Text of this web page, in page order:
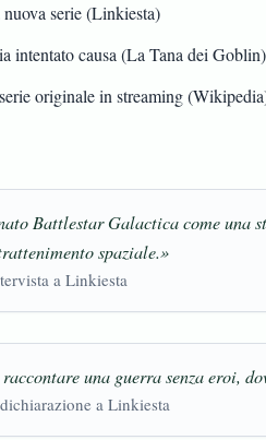
serie (Linkiesta)
intentato causa (La Tana dei Goblin)
originale in streaming
Battlestar Galactica come una
spaziale.»
a Linkiesta
una guerra senza eroi,
a Linkiesta